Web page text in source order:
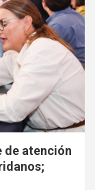
de atención